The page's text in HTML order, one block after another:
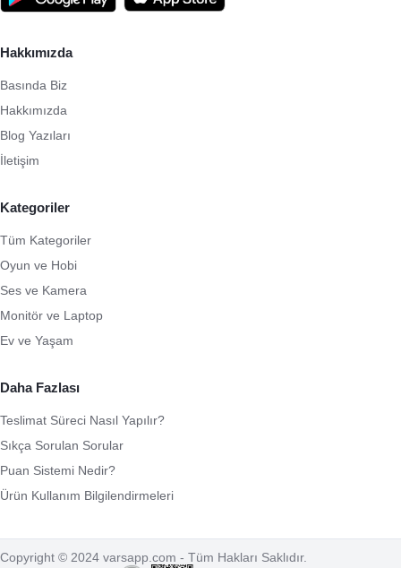
Hakkımızda
Basında Biz
Hakkımızda
Blog Yazıları
İletişim
Kategoriler
Tüm Kategoriler
Oyun ve Hobi
Ses ve Kamera
Monitör ve Laptop
Ev ve Yaşam
Daha Fazlası
Teslimat Süreci Nasıl Yapılır?
Sıkça Sorulan Sorular
Puan Sistemi Nedir?
Ürün Kullanım Bilgilendirmeleri
Copyright © 2024 varsapp.com - Tüm Hakları Saklıdır.